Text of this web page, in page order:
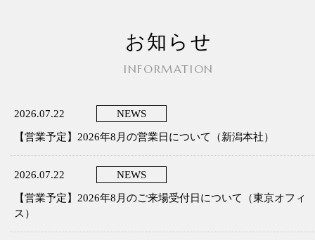
お知らせ
INFORMATION
2026.07.22 NEWS
【営業予定】2026年8月の営業日について（新潟本社）
2026.07.22 NEWS
【営業予定】2026年8月のご来場受付日について（東京オフィ
ス）